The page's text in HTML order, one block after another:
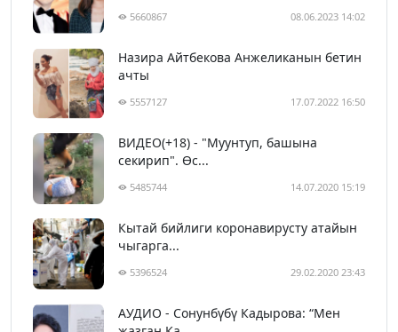
5660867 08.06.2023 14:02
Назира Айтбекова Анжеликанын бетин
ачты
5557127 17.07.2022 16:50
ВИДЕО(+18) - "Муунтуп, башына
секирип". Өс...
5485744 14.07.2020 15:19
Кытай бийлиги коронавирусту атайын
чыгарга...
5396524 29.02.2020 23:43
АУДИО - Сонунбүбү Кадырова: “Мен